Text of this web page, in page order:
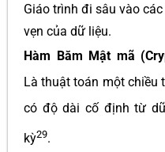
Giáo trình đi sâu vào
vẹn của dữ liệu.
Hàm Băm Mật mã
Là thuật toán một chiều
có độ dài cố định từ
kỳ29.